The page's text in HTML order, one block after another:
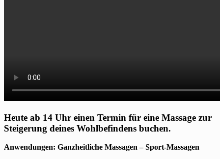
Heute ab 14 Uhr einen Termin für eine Massage zur
Steigerung deines Wohlbefindens buchen.
Anwendungen: Ganzheitliche Massagen – Sport-Massagen